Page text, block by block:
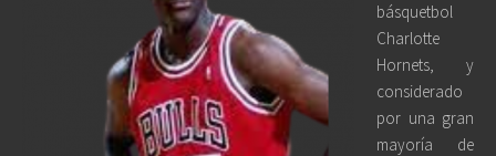
básquetbol
Charlotte
Hornets, y
considerado
por una gran
mayoría de